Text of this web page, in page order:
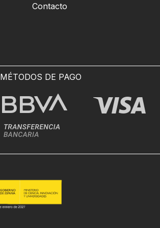
Contacto
MÉTODOS DE PAGO